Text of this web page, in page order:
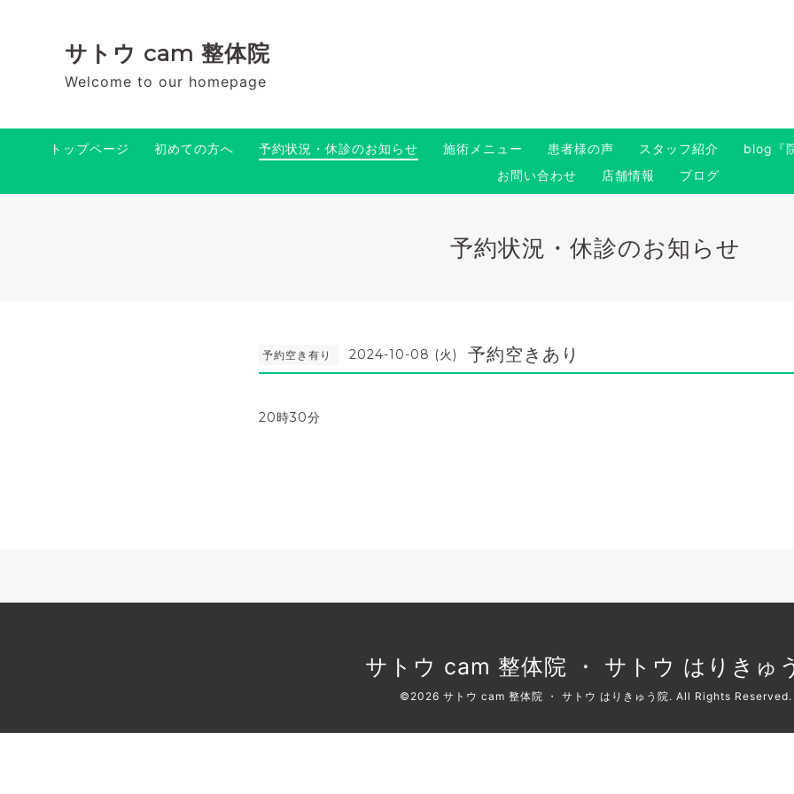
サトウ cam 整体院
Welcome to our homepage
トップページ 初めての方へ 予約状況・休診のお知らせ 施術メニュー 患者様の声 スタッフ紹介 blog『
お問い合わせ
店舗情報 ブログ
予約状況・休診のお知らせ
予約空き有り 2024-10-08 (火) 予約空きあり
20時30分
サトウ cam 整体院 ・ サトウ はりきゅ
©2026 サトウ cam 整体院 ・ サトウ はりきゅう院. All Rights Reserved.